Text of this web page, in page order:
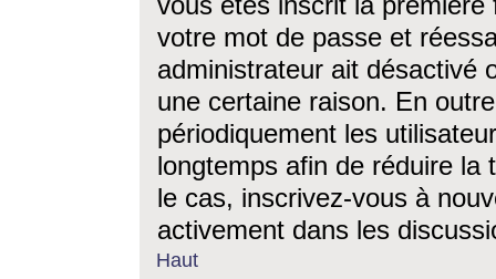
votre mot de passe et
administrateur ait désactivé
une certaine raison. En
périodiquement les
longtemps afin de réduire la
le cas, inscrivez-vous à
activement dans les
Haut